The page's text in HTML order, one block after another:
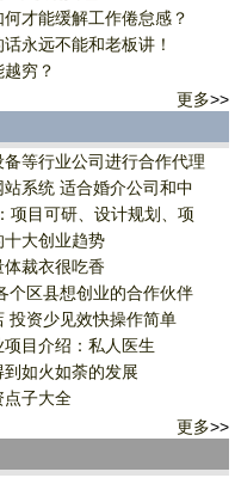
才能缓解工作倦怠感？
永远不能和老板讲！
穷？
更多>>
等行业公司进行合作代理
系统 适合婚介公司和中
项目可研、设计规划、项
大创业趋势
裁衣很吃香
个区县想创业的合作伙伴
投资少见效快操作简单
目介绍：私人医生
如火如荼的发展
点子大全
更多>>